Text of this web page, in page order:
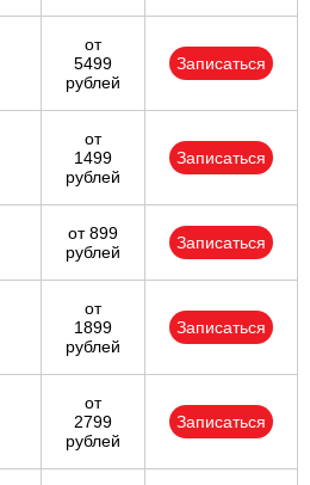
от
5499
рублей
Записаться
от
1499
рублей
Записаться
от 899
рублей
Записаться
от
1899
рублей
Записаться
от
2799
рублей
Записаться